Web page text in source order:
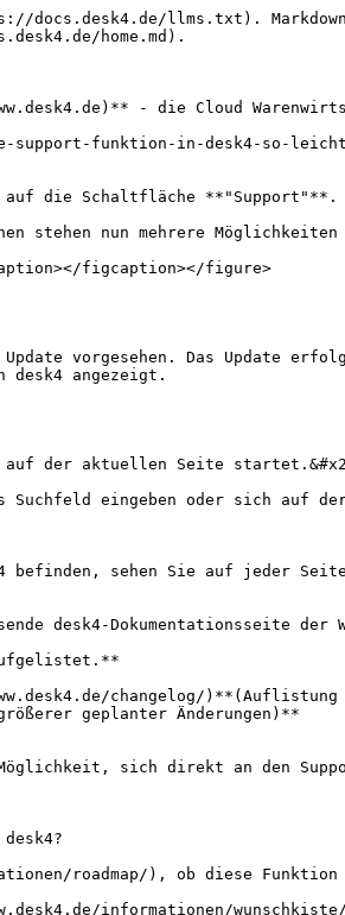
llms.txt).
home.md).
- die Cloud
funktion-in-desk4-so-
die Schaltfläche **"Support"**.
nun mehrere Möglichkeiten
figcaption></figure>
vorgesehen. Das Update
desk4 angezeigt.
auf der aktuellen Seite
eingeben oder sich auf
befinden, sehen Sie auf jeder
desk4-Dokumentationsseite der
changelog/)**(Auflistung
geplanter Änderungen)**
sich direkt an den
roadmap/), ob diese
informationen/